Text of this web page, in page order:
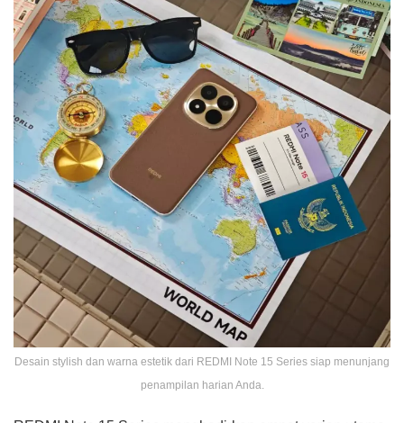
Desain stylish dan warna estetik dari REDMI Note 15 Series siap menunjang
penampilan harian Anda.